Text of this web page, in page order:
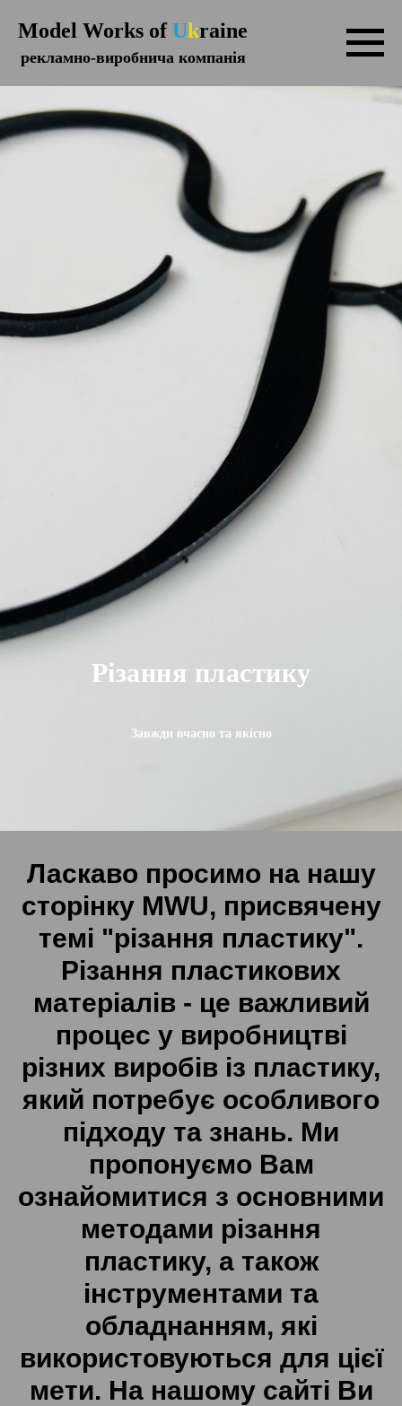
Model Works ofUkraine
рекламно-виробнича компанія
Різання пластику
Завжди вчасно та якісно
Ласкаво просимо на нашу
сторінку MWU, присвячену
темі "різання пластику".
Різання пластикових
матеріалів - це важливий
процес у виробництві
різних виробів із пластику,
який потребує особливого
підходу та знань. Ми
пропонуємо Вам
ознайомитися з основними
методами різання
пластику, а також
інструментами та
обладнанням, які
використовуються для цієї
мети. На нашому сайті Ви